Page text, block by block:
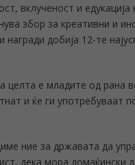
вклученост и едукација
збор за креативни и
добија 12-те
целта е младите од рана
и ќе ги употребуваат
ние за државата да
дека мора домаќински